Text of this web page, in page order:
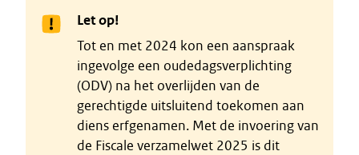
Let op!
Tot en met 2024 kon een aanspraak
ingevolge een oudedagsverplichting
(ODV) na het overlijden van de
gerechtigde uitsluitend toekomen aan
diens erfgenamen. Met de invoering van
de Fiscale verzamelwet 2025 is dit